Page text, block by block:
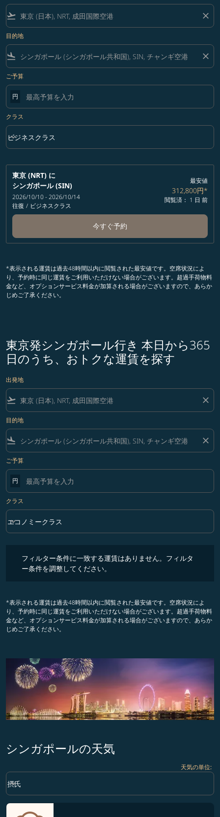
flight_takeoff close
目的地
flight_land close
ご予算
円
クラス
クラス option ビジネスクラス Selected
ビジネスクラス
keyboard_arrow_down
東京 (NRT) に
シンガポール (SIN)
2026/10/10 - 2026/10/14
往復 / ビジネスクラス
最安値
312,800円*
閲覧済： 1 日 前
今すぐ予約
*表示される運賃は過去48時間以内に閲覧された最安値です。空席状況によ
り、予約時に同じ運賃をご利用いただけない場合がございます。超過手荷物料
金など、オプションサービス料金が加算される場合がございますので、あらか
じめご了承ください。
東京発シンガポール行き 本日から365
日のうち、おトクな運賃を探す
出発地
flight_takeoff close
目的地
flight_land close
ご予算
円
クラス
クラス option エコノミークラス Selected
エコノミークラス
keyboard_arrow_down
フィルター条件に一致する運賃はありません。フィルタ
ー条件を調整してください。
*表示される運賃は過去48時間以内に閲覧された最安値です。空席状況によ
り、予約時に同じ運賃をご利用いただけない場合がございます。超過手荷物料
金など、オプションサービス料金が加算される場合がございますので、あらか
じめご了承ください。
シンガポールの天気
天気の単位:
Weather unit option 摂氏 Selected
摂氏
keyboard_arrow_down